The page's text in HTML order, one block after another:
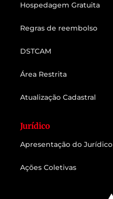
Hospedagem Gratuita
Regras de reembolso
DSTCAM
Área Restrita
Atualização Cadastral
Jurídico
Apresentação do Jurídico
Ações Coletivas